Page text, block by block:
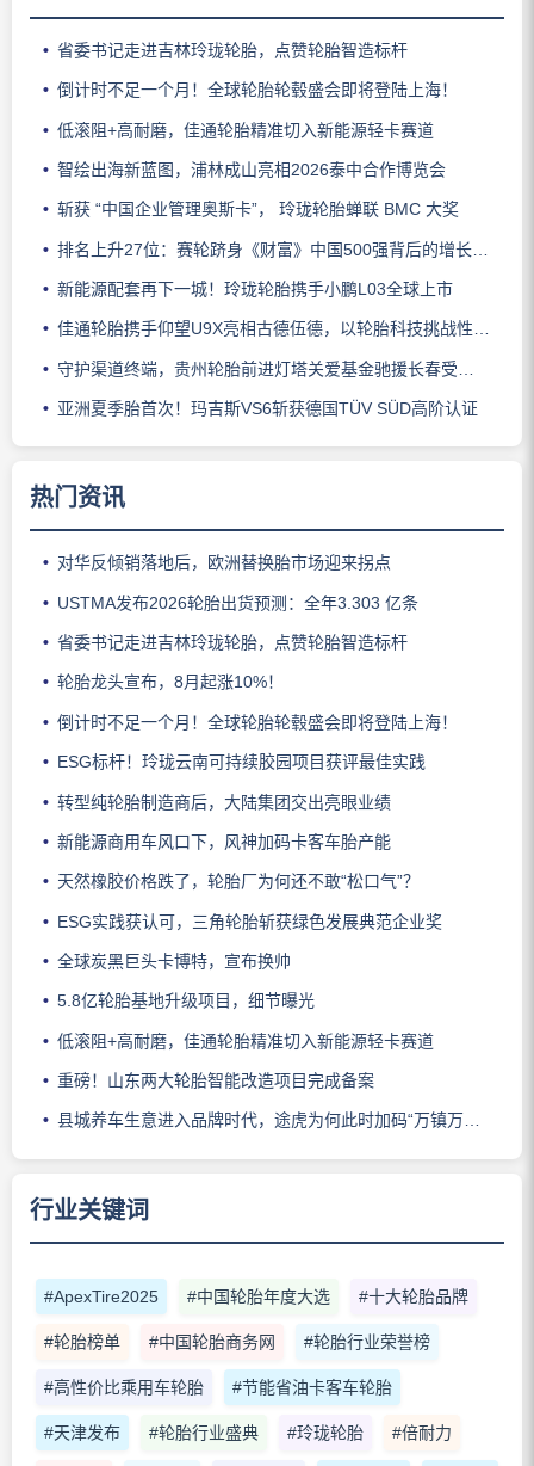
省委书记走进吉林玲珑轮胎，点赞轮胎智造标杆
倒计时不足一个月！全球轮胎轮毂盛会即将登陆上海！
低滚阻+高耐磨，佳通轮胎精准切入新能源轻卡赛道
智绘出海新蓝图，浦林成山亮相2026泰中合作博览会
斩获 “中国企业管理奥斯卡”， 玲珑轮胎蝉联 BMC 大奖
排名上升27位：赛轮跻身《财富》中国500强背后的增长逻辑
新能源配套再下一城！玲珑轮胎携手小鹏L03全球上市
佳通轮胎携手仰望U9X亮相古德伍德，以轮胎科技挑战性能边界
守护渠道终端，贵州轮胎前进灯塔关爱基金驰援长春受灾门店
亚洲夏季胎首次！玛吉斯VS6斩获德国TÜV SÜD高阶认证
热门资讯
对华反倾销落地后，欧洲替换胎市场迎来拐点
USTMA发布2026轮胎出货预测：全年3.303 亿条
省委书记走进吉林玲珑轮胎，点赞轮胎智造标杆
轮胎龙头宣布，8月起涨10%！
倒计时不足一个月！全球轮胎轮毂盛会即将登陆上海！
ESG标杆！玲珑云南可持续胶园项目获评最佳实践
转型纯轮胎制造商后，大陆集团交出亮眼业绩
新能源商用车风口下，风神加码卡客车胎产能
天然橡胶价格跌了，轮胎厂为何还不敢“松口气”？
ESG实践获认可，三角轮胎斩获绿色发展典范企业奖
全球炭黑巨头卡博特，宣布换帅
5.8亿轮胎基地升级项目，细节曝光
低滚阻+高耐磨，佳通轮胎精准切入新能源轻卡赛道
重磅！山东两大轮胎智能改造项目完成备案
县城养车生意进入品牌时代，途虎为何此时加码“万镇万店”？
行业关键词
#ApexTire2025 #中国轮胎年度大选 #十大轮胎品牌
#轮胎榜单 #中国轮胎商务网 #轮胎行业荣誉榜
#高性价比乘用车轮胎 #节能省油卡客车轮胎
#天津发布 #轮胎行业盛典 #玲珑轮胎 #倍耐力